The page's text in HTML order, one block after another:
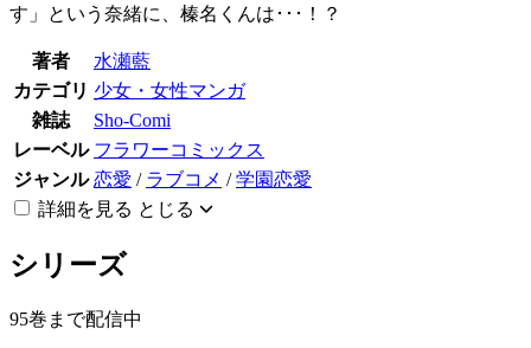
す」という奈緒に、榛名くんは･･･！？
著者
水瀬藍
カテゴリ 少女・女性マンガ
雑誌
Sho-Comi
レーベル フラワーコミックス
ジャンル 恋愛 / ラブコメ /学園恋愛
詳細を見る とじる
シリーズ
95巻まで配信中